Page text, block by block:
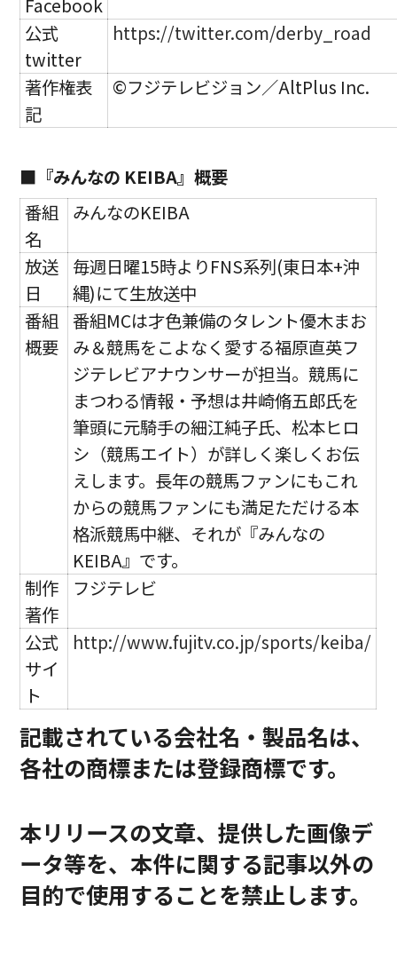
Facebook
公式
twitter
https://twitter.com/derby_road
著作権表
記
©フジテレビジョン／AltPlus Inc.
■『みんなの KEIBA』概要
番組
名
みんなのKEIBA
放送
日
毎週日曜15時よりFNS系列(東日本+沖
縄)にて生放送中
番組
概要
番組MCは才色兼備のタレント優木まお
み＆競馬をこよなく愛する福原直英フ
ジテレビアナウンサーが担当。競馬に
まつわる情報・予想は井崎脩五郎氏を
筆頭に元騎手の細江純子氏、松本ヒロ
シ（競馬エイト）が詳しく楽しくお伝
えします。長年の競馬ファンにもこれ
からの競馬ファンにも満足ただける本
格派競馬中継、それが『みんなの
KEIBA』です。
制作
著作
フジテレビ
公式
サイ
ト
http://www.fujitv.co.jp/sports/keiba/
記載されている会社名・製品名は、
各社の商標または登録商標です。
本リリースの文章、提供した画像デ
ータ等を、本件に関する記事以外の
目的で使用することを禁止します。